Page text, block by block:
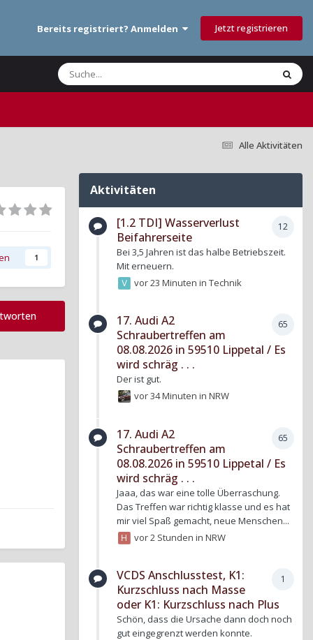
Bereits registriert? Anmelden Jetzt registrieren
Alle Aktivitäten
1
Aktivitäten
12
[1.2 TDI] Wasserverlust
Beifahrerseite
Bei 3,5 Jahren ist das halbe Betriebszeit.
Mit erneuern.
vor 23 MinuteninTechnik
65
17. Audi A2
Schraubertreffen am
08.08.2026 in 59510 Lippetal / Es
wird schräg . . .
Der ist gut.
vor 34 MinuteninNRW
65
17. Audi A2
Schraubertreffen am
08.08.2026 in 59510 Lippetal / Es
wird schräg . . .
Jaaa, das war eine tolle Überraschung.
Das Treffen war richtig klasse und es hat
mir viel Spaß gemacht, neue Menschen...
vor 2 Stunden inNRW
1
VCDS Anschlusstest, K1:
Kurzschluss nach Masse
oder K1: Kurzschluss nach Plus
Schön, dass die Ursache dann doch noch
gut eingegrenzt werden konnte.